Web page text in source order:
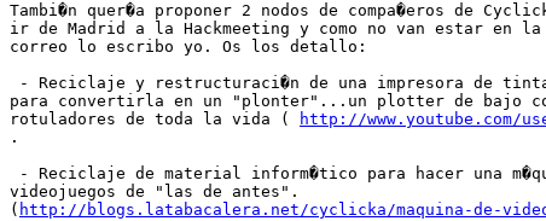
Tambi�n quer�a proponer 2 nodos de compa�eros de
ir de Madrid a la Hackmeeting y como no van estar en
correo lo escribo yo. Os los detallo:
- Reciclaje y restructuraci�n de una impresora de
para convertirla en un "plonter"...un plotter de bajo
rotuladores de toda la vida (
http://www.youtube.com/
.
- Reciclaje de material inform�tico para hacer una
videojuegos de "las de antes".
( http://blogs.latabacalera.net/cyclicka/maquina-de-